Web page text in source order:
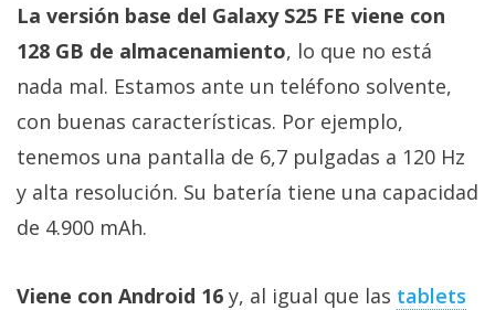
La versión base del Galaxy S25 FE viene con
128 GB de almacenamiento, lo que no está
nada mal. Estamos ante un teléfono solvente,
con buenas características. Por ejemplo,
tenemos una pantalla de 6,7 pulgadas a 120 Hz
y alta resolución. Su batería tiene una capacidad
de 4.900 mAh.
Viene con Android 16 y, al igual que las tablets